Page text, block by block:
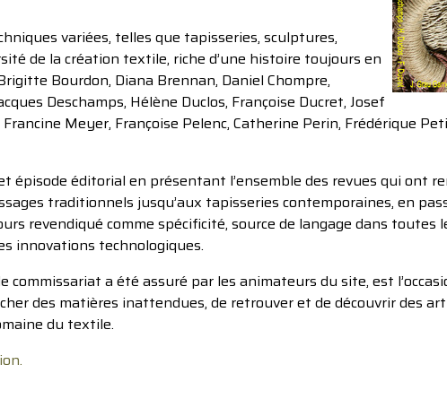
variées, telles que tapisseries, sculptures,
de la création textile, riche d’une histoire toujours en
Bourdon, Diana Brennan, Daniel Chompre,
Deschamps, Hélène Duclos, Françoise Ducret, Josef
Meyer, Françoise Pelenc, Catherine Perin, Frédérique
épisode éditorial en présentant l’ensemble des revues qui ont
traditionnels jusqu’aux tapisseries contemporaines, en
revendiqué comme spécificité, source de langage dans toutes
innovations technologiques.
commissariat a été assuré par les animateurs du site, est
des matières inattendues, de retrouver et de découvrir des
du textile.